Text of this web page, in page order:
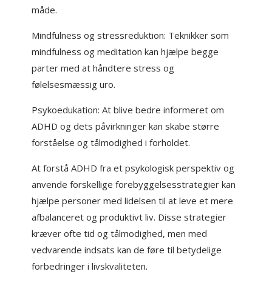
måde.
Mindfulness og stressreduktion: Teknikker som
mindfulness og meditation kan hjælpe begge
parter med at håndtere stress og
følelsesmæssig uro.
Psykoedukation: At blive bedre informeret om
ADHD og dets påvirkninger kan skabe større
forståelse og tålmodighed i forholdet.
At forstå ADHD fra et psykologisk perspektiv og
anvende forskellige forebyggelsesstrategier kan
hjælpe personer med lidelsen til at leve et mere
afbalanceret og produktivt liv. Disse strategier
kræver ofte tid og tålmodighed, men med
vedvarende indsats kan de føre til betydelige
forbedringer i livskvaliteten.